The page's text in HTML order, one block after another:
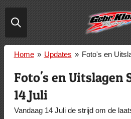
direct
naar
Home » Updates » Foto's en
Foto's en Uitslagen
14 Juli
Vandaag 14 Juli de strijd om de